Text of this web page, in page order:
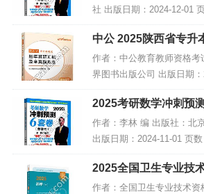
社 出版日期：2024-12-01
512441859 电子书大小：
格式] 内容简...
中公 2025陕西省专升
编及全真模拟卷·高等
作者：中公教育教师资格
界图书出版公司 出版日期
SBN：9787523216118 电
扫描版PDF格式]...
2025考研数学冲刺预
F电子书下载
作者：李林 编 出版社：北
出版日期：2024-11-01 页
41798 电子书大小：
内容简介...
2025全国卫生专业技
药学(士),PDF下载
作者：全国卫生专业技术资